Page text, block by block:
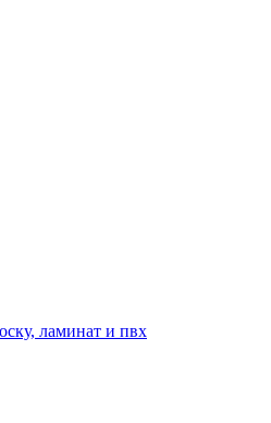
ламинат и пвх